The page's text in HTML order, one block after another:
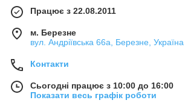
Працює з 22.08.2011
м. Березне
вул. Андріївська 66а, Березне, Україна
Контакти
Сьогодні працює з 10:00 до 16:00
Показати весь графік роботи